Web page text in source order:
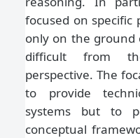
focused on specific
only on the ground
difficult from
perspective. The
to provide
systems but to
conceptual